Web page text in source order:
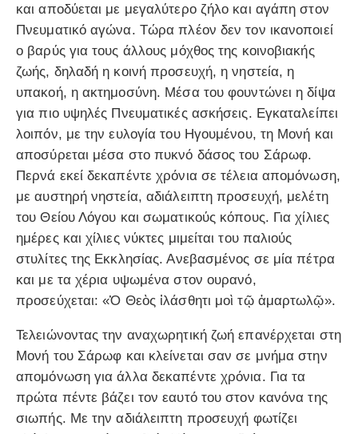
και αποδύεται με μεγαλύτερο ζήλο και αγάπη στον
Πνευματικό αγώνα. Τώρα πλέον δεν τον ικανοποιεί
ο βαρύς για τους άλλους μόχθος της κοινοβιακής
ζωής, δηλαδή η κοινή προσευχή, η νηστεία, η
υπακοή, η ακτημοσύνη. Μέσα του φουντώνει η δίψα
για πιο υψηλές Πνευματικές ασκήσεις. Εγκαταλείπει
λοιπόν, με την ευλογία του Ηγουμένου, τη Μονή και
αποσύρεται μέσα στο πυκνό δάσος του Σάρωφ.
Περνά εκεί δεκαπέντε χρόνια σε τέλεια απομόνωση,
με αυστηρή νηστεία, αδιάλειπτη προσευχή, μελέτη
του Θείου Λόγου και σωματικούς κόπους. Για χίλιες
ημέρες και χίλιες νύκτες μιμείται του παλιούς
στυλίτες της Εκκλησίας. Ανεβασμένος σε μία πέτρα
και με τα χέρια υψωμένα στον ουρανό,
προσεύχεται: «Ὁ Θεὸς ἰλάσθητι μοὶ τῷ ἁμαρτωλῷ».
Τελειώνοντας την αναχωρητική ζωή επανέρχεται στη
Μονή του Σάρωφ και κλείνεται σαν σε μνήμα στην
απομόνωση για άλλα δεκαπέντε χρόνια. Για τα
πρώτα πέντε βάζει τον εαυτό του στον κανόνα της
σιωπής. Με την αδιάλειπτη προσευχή φωτίζει